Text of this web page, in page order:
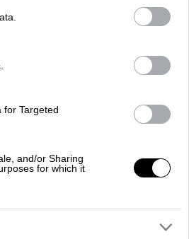
for Targeted
and/or Sharing
for which it